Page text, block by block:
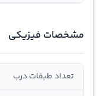
مشخصات فیزیکی
تعداد طبقات درب